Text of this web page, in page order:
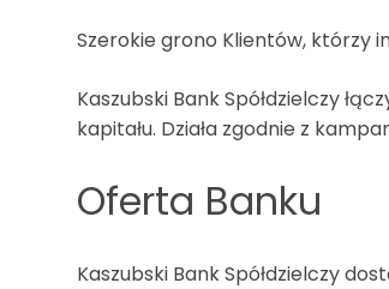
Szerokie grono Klientów, którzy
Kaszubski Bank Spółdzielczy
kapitału. Działa zgodnie z
Oferta Banku
Kaszubski Bank Spółdzielczy